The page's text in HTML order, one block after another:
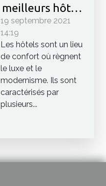
meilleurs hôtels
du monde
19 septembre 2021
14:19
Les hôtels sont un lieu
de confort où règnent
le luxe et le
modernisme. Ils sont
caractérisés par
plusieurs...